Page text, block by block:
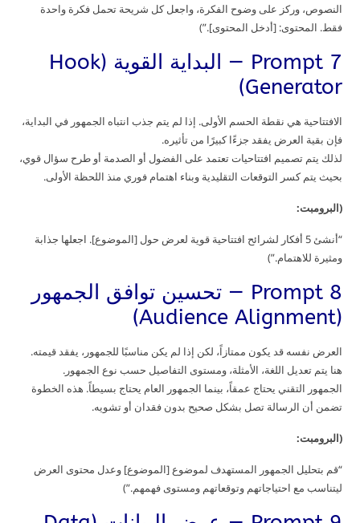
النصوص، وركز على وضوح الفكرة، واجعل كل شريحة تحمل فكرة واحدة
فقط. المحتوى: [أدخل المحتوى].”)
Prompt 7 — البداية القوية (Hook
Generator)
الافتتاحية هي نقطة الحسم الأولى. إذا لم يتم جذب انتباه الجمهور في البداية،
فإن بقية العرض يفقد جزءًا كبيرًا من تأثيره.
لذلك يتم تصميم افتتاحيات تعتمد على الفضول أو الصدمة أو طرح سؤال قوي،
بحيث يتم كسر التوقعات التقليدية وبناء اهتمام فوري منذ اللحظة الأولى.
(البرومبت:
“أنشئ 5 أفكار لشرائح افتتاحية قوية لعرض حول [الموضوع]. اجعلها جذابة
ومثيرة للاهتمام.”)
Prompt 8 — تحسين توافق الجمهور
(Audience Alignment)
العرض نفسه قد يكون ممتازاً، لكن إذا لم يكن مناسبًا للجمهور، يفقد قيمته.
هنا يتم تعديل اللغة، الأمثلة، ومستوى التفاصيل حسب نوع الجمهور.
الجمهور التقني يحتاج عمقاً، بينما الجمهور العام يحتاج بسيطاً. هذه الخطوة
تضمن أن الرسالة تصل بشكل صحيح بدون فقدان أو تشويه.
(البرومبت:
“قم بتحليل الجمهور المستهدف لموضوع [الموضوع] وعدل محتوى العرض
ليتناسب مع احتياجاتهم وتوقعاتهم ومستوى فهمهم.”)